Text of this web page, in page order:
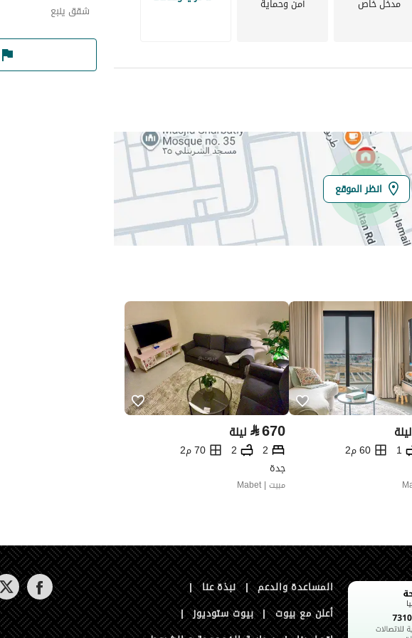
مدخل خاص أمن وحماية
انظر الموقع
ليلة
1
60 م2
⃁670 ليلة
2
2
70 م2
جدة
مبيت | Mabet
شقق ينبع
المساعدة والدعم | نبذة عنا |
أعلن مع بيوت | بيوت ستوديوز |